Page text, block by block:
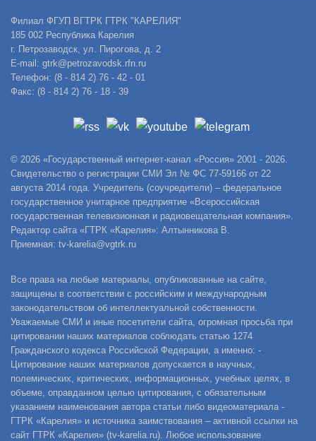
Филиал ФГУП ВГТРК ГТРК "КАРЕЛИЯ"
185 002 Республика Карелия
г. Петрозаводск, ул. Пирогова, д. 2
E-mail: gtrk@petrozavodsk.rfn.ru
Телефон: (8 - 814 2) 76 - 42 - 01
Факс: (8 - 814 2) 76 - 18 - 39
© 2026 «Государственный интернет-канал «Россия» 2001 - 2026.
Свидетельство о регистрации СМИ Эл № ФС 77-59166 от 22
августа 2014 года. Учредитель (соучредители) – федеральное
государственное унитарное предприятие «Всероссийская
государственная телевизионная и радиовещательная компания».
Редактор сайта «ГТРК «Карелия»: Алтынникова В.
Приемная: tv-karelia@vgtrk.ru
Все права на любые материалы, опубликованные на сайте,
защищены в соответствии с российским и международным
законодательством об интеллектуальной собственности.
Уважаемые СМИ и иные посетители сайта, огромная просьба при
цитировании наших материалов соблюдать статью 1274
Гражданского кодекса Российской Федерации, а именно: -
Цитирование наших материалов допускается в научных,
полемических, критических, информационных, учебных целях, в
объеме, оправданном целью цитирования, с обязательным
указанием наименования автора статьи либо видеоматериала -
ГТРК «Карелия» и источника заимствования – активной ссылки на
сайт ГТРК «Карелия» (tv-karelia.ru). Любое использование